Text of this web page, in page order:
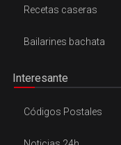
Recetas caseras
Bailarines bachata
Interesante
Códigos Postales